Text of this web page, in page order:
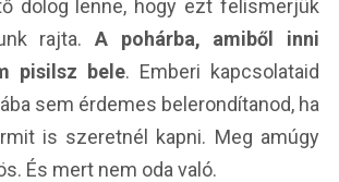
dolog lenne, hogy ezt felismerjük
rajta. A pohárba, amiből inni
pisilsz bele. Emberi kapcsolataid
sem érdemes belerondítanod, ha
is szeretnél kapni. Meg amúgy
És mert nem oda való.